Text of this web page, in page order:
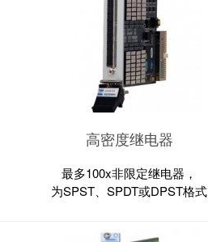
高密度继电器
最多100x非限定继电器，
为SPST、SPDT或DPST格式